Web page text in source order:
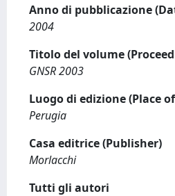
Anno di pubblicazione
2004
Titolo del volume
GNSR 2003
Luogo di edizione (Place
Perugia
Casa editrice (Publisher)
Morlacchi
Tutti gli autori